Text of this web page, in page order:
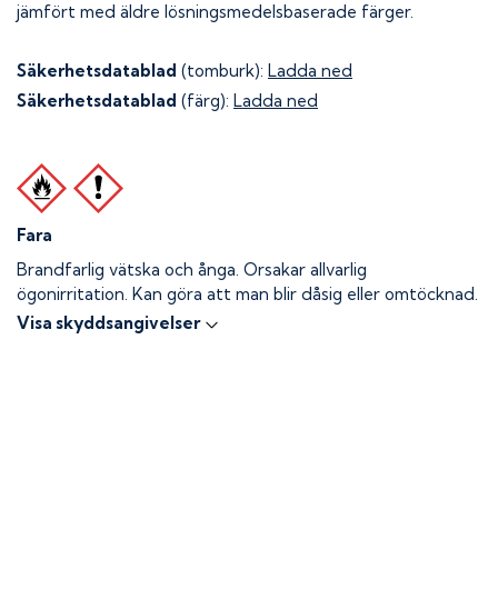
jämfört med äldre lösningsmedelsbaserade färger.
Säkerhetsdatablad (tomburk): Ladda ned
Säkerhetsdatablad (färg): Ladda ned
Fara
Brandfarlig vätska och ånga. Orsakar allvarlig
ögonirritation. Kan göra att man blir dåsig eller omtöcknad.
Visa skyddsangivelser